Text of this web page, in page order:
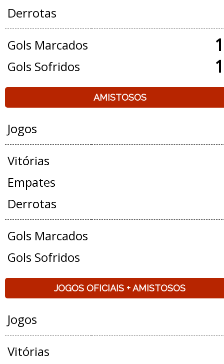
Derrotas
Gols Marcados
Gols Sofridos
AMISTOSOS
Jogos
Vitórias
Empates
Derrotas
Gols Marcados
Gols Sofridos
JOGOS OFICIAIS + AMISTOSOS
Jogos
Vitórias